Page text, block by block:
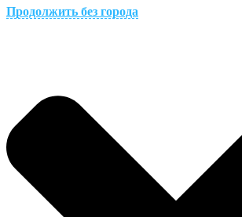
Продолжить без города